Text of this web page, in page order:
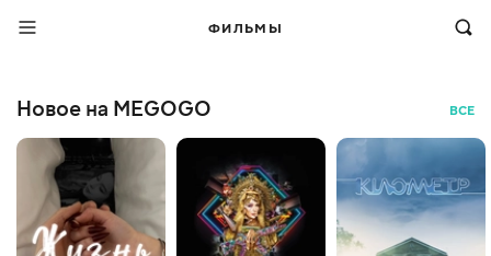
ФИЛЬМЫ
Новое на MEGOGO ВСЕ